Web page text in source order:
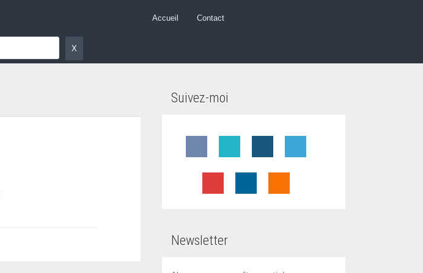
Accueil Contact
Suivez-moi
Newsletter